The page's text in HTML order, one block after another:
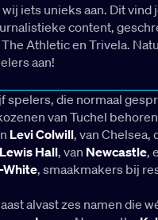
iets unieks aan. Dit vind
content,
Athletic en Trivela.
aan!
spelers, die normaal
van Tuchel
Levi Colwill, van Chelsea,
Lewis Hall, van Newcastle,
White, smaakmakers bij
alvast zes namen die